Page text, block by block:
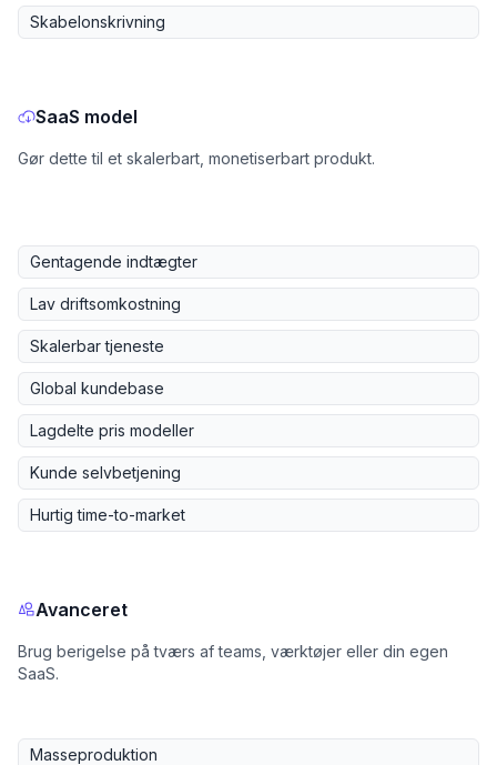
Skabelonskrivning
SaaS model
Gør dette til et skalerbart, monetiserbart produkt.
Gentagende indtægter
Lav driftsomkostning
Skalerbar tjeneste
Global kundebase
Lagdelte pris modeller
Kunde selvbetjening
Hurtig time-to-market
Avanceret
Brug berigelse på tværs af teams, værktøjer eller din egen
SaaS.
Masseproduktion